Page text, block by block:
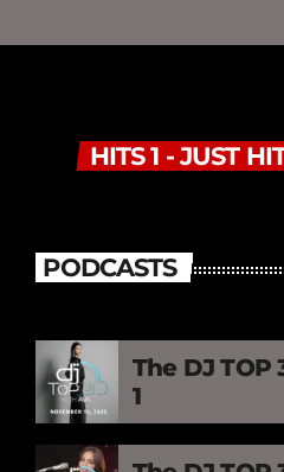
HITS 1 - JUST
PODCASTS
The DJ TOP 30 16/11/
1